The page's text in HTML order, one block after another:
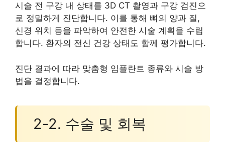
시술 전 구강 내 상태를 3D CT 촬영과 구강 검진으
로 정밀하게 진단합니다. 이를 통해 뼈의 양과 질,
신경 위치 등을 파악하여 안전한 시술 계획을 수립
합니다. 환자의 전신 건강 상태도 함께 평가합니다.
진단 결과에 따라 맞춤형 임플란트 종류와 시술 방
법을 결정합니다.
2-2. 수술 및 회복